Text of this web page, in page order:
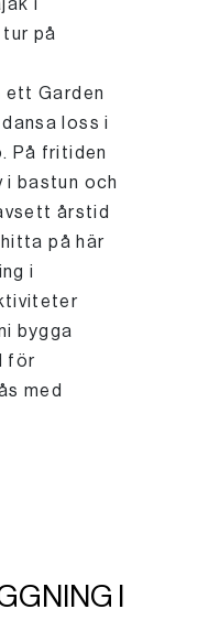
i
på
ett Garden
loss i
På fritiden
i bastun och
årstid
på här
i
bygga
för
med
I